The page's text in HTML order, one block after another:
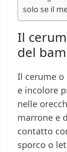
solo se il
Il
del
Il cerume o
e incolore
nelle
marrone e
contatto
sporco o